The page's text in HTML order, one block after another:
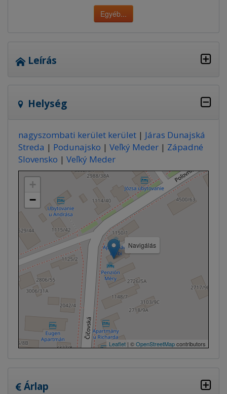
Egyéb...
Leírás
Helység
nagyszombati kerület kerület | Járas Dunajská
Streda | Podunajsko | Veľký Meder | Západné
Slovensko | Veľký Meder
Navigálás
+
−
Leaflet | ©OpenStreetMapcontributors
Árlap